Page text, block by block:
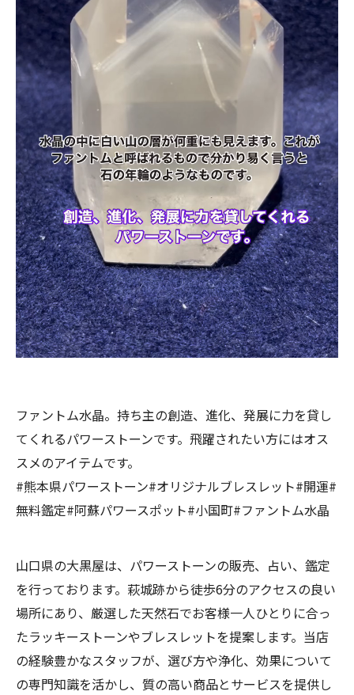
ファントム水晶。持ち主の創造、進化、発展に力を貸し
てくれるパワーストーンです。飛躍されたい方にはオス
スメのアイテムです。
#熊本県パワーストーン#オリジナルブレスレット#開運#
無料鑑定#阿蘇パワースポット#小国町#ファントム水晶
山口県の大黒屋は、パワーストーンの販売、占い、鑑定
を行っております。萩城跡から徒歩6分のアクセスの良い
場所にあり、厳選した天然石でお客様一人ひとりに合っ
たラッキーストーンやブレスレットを提案します。当店
の経験豊かなスタッフが、選び方や浄化、効果について
の専門知識を活かし、質の高い商品とサービスを提供し